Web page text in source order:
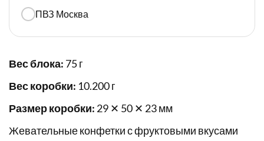
ПВЗ Москва
Вес блока: 75 г
Вес коробки: 10.200 г
Размер коробки: 29 ✕ 50 ✕ 23 мм
Жевательные конфетки с фруктовыми вкусами